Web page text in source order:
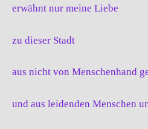
erwähnt nur meine Liebe
zu dieser Stadt
aus nicht von Menschenhand
und aus leidenden Menschen